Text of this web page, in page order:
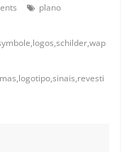
plano